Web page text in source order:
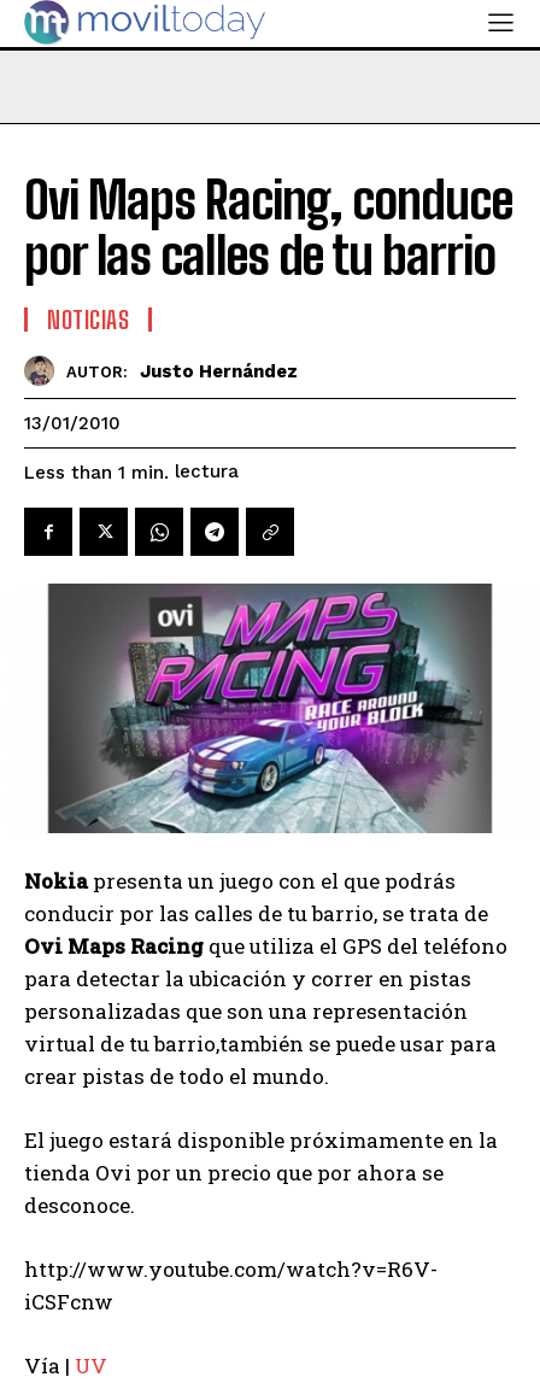
Ovi Maps Racing, conduce
por las calles de tu barrio
NOTICIAS
AUTOR: Justo Hernández
13/01/2010
Less than 1 min. lectura
Nokiapresenta un juego con el que podrás
conducir por las calles de tu barrio, se trata de
Ovi Maps Racing que utiliza el GPS del teléfono
para detectar la ubicación y correr en pistas
personalizadas que son una representación
virtual de tu barrio,también se puede usar para
crear pistas de todo el mundo.
El juego estará disponible próximamente en la
tienda Ovi por un precio que por ahora se
desconoce.
http://www.youtube.com/watch?v=R6V-
iCSFcnw
Vía | UV